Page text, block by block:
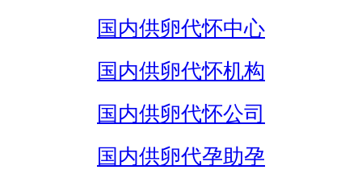
国内供卵代怀中心
国内供卵代怀机构
国内供卵代怀公司
国内供卵代孕助孕